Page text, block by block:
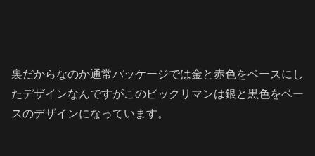
裏だからなのか通常パッケージでは金と赤色をベースにし
たデザインなんですがこのビックリマンは銀と黒色をベー
スのデザインになっています。